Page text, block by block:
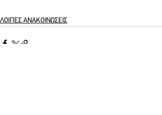
ΛΟΙΠΕΣ ΑΝΑΚΟΙΝΩΣΕΙΣ